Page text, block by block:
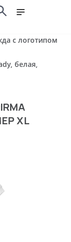
с логотипом
белая,
XL